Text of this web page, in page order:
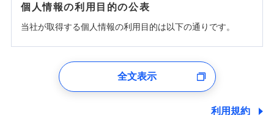
個人情報の利用目的の公表
当社が取得する個人情報の利用目的は以下の通りです。
ユーザー登録受付および、管理のため
しくは委託を受けている保険会社・提携会社の保険その他に
全文表示
利用規約